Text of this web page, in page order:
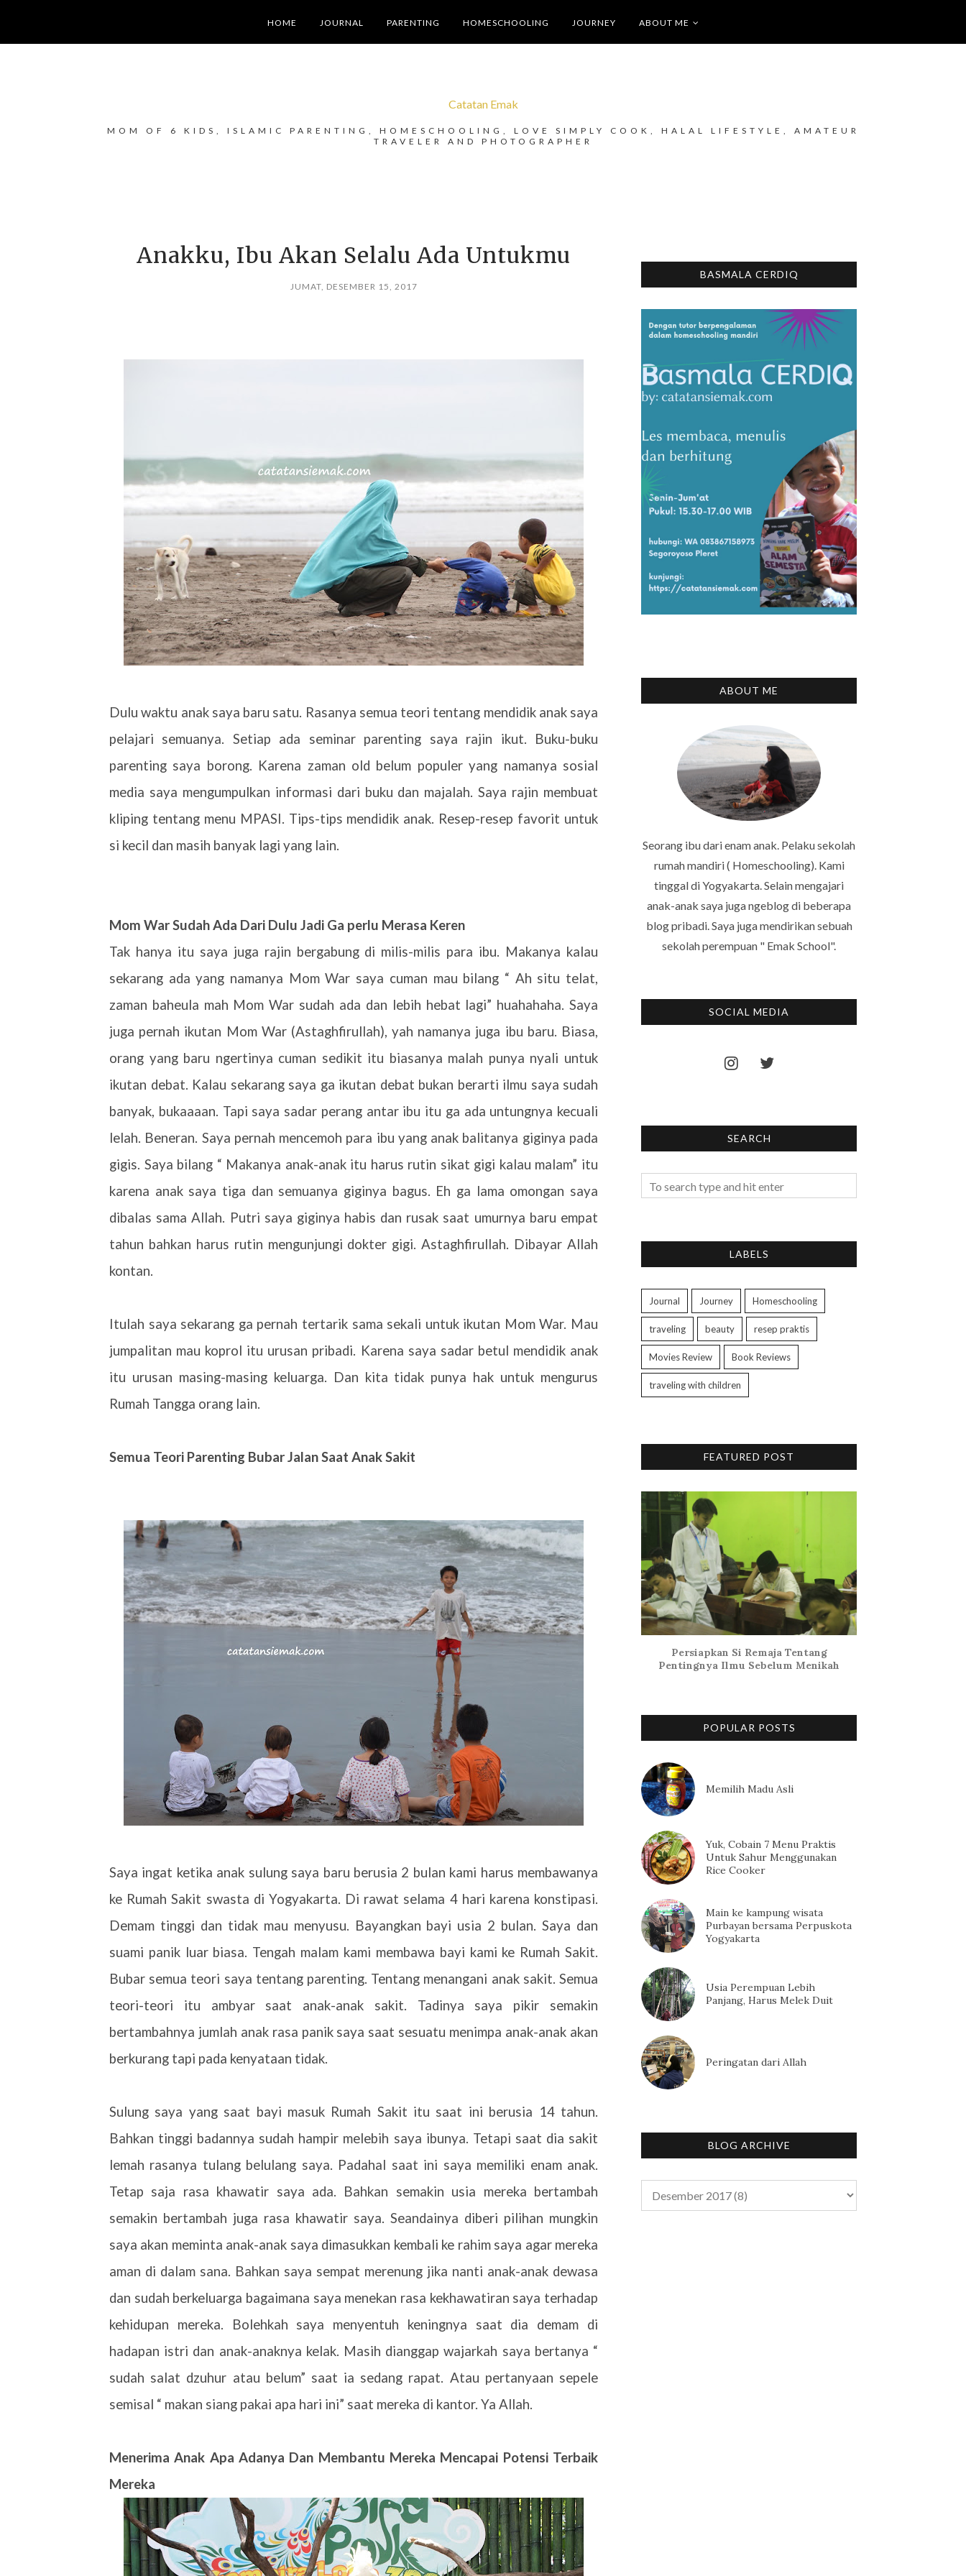
HOME JOURNAL PARENTING HOMESCHOOLING JOURNEY ABOUT ME
Catatan Emak
MOM OF 6 KIDS, ISLAMIC PARENTING, HOMESCHOOLING, LOVE SIMPLY COOK, HALAL LIFESTYLE, AMATEUR
TRAVELER AND PHOTOGRAPHER
Anakku, Ibu Akan Selalu Ada Untukmu
JUMAT, DESEMBER 15, 2017
Dulu waktu anak saya baru satu. Rasanya semua teori tentang mendidik anak saya
pelajari semuanya. Setiap ada seminar parenting saya rajin ikut. Buku-buku
parenting saya borong. Karena zaman old belum populer yang namanya sosial
media saya mengumpulkan informasi dari buku dan majalah. Saya rajin membuat
kliping tentang menu MPASI. Tips-tips mendidik anak. Resep-resep favorit untuk
si kecil dan masih banyak lagi yang lain.
Mom War Sudah Ada Dari Dulu Jadi Ga perlu Merasa Keren
Tak hanya itu saya juga rajin bergabung di milis-milis para ibu. Makanya kalau
sekarang ada yang namanya Mom War saya cuman mau bilang “ Ah situ telat,
zaman baheula mah Mom War sudah ada dan lebih hebat lagi” huahahaha. Saya
juga pernah ikutan Mom War (Astaghfirullah), yah namanya juga ibu baru. Biasa,
orang yang baru ngertinya cuman sedikit itu biasanya malah punya nyali untuk
ikutan debat. Kalau sekarang saya ga ikutan debat bukan berarti ilmu saya sudah
banyak, bukaaaan. Tapi saya sadar perang antar ibu itu ga ada untungnya kecuali
lelah. Beneran. Saya pernah mencemoh para ibu yang anak balitanya giginya pada
gigis. Saya bilang “ Makanya anak-anak itu harus rutin sikat gigi kalau malam” itu
karena anak saya tiga dan semuanya giginya bagus. Eh ga lama omongan saya
dibalas sama Allah. Putri saya giginya habis dan rusak saat umurnya baru empat
tahun bahkan harus rutin mengunjungi dokter gigi. Astaghfirullah. Dibayar Allah
kontan.
Itulah saya sekarang ga pernah tertarik sama sekali untuk ikutan Mom War. Mau
jumpalitan mau koprol itu urusan pribadi. Karena saya sadar betul mendidik anak
itu urusan masing-masing keluarga. Dan kita tidak punya hak untuk mengurus
Rumah Tangga orang lain.
Semua Teori Parenting Bubar Jalan Saat Anak Sakit
Saya ingat ketika anak sulung saya baru berusia 2 bulan kami harus membawanya
ke Rumah Sakit swasta di Yogyakarta. Di rawat selama 4 hari karena konstipasi.
Demam tinggi dan tidak mau menyusu. Bayangkan bayi usia 2 bulan. Saya dan
suami panik luar biasa. Tengah malam kami membawa bayi kami ke Rumah Sakit.
Bubar semua teori saya tentang parenting. Tentang menangani anak sakit. Semua
teori-teori itu ambyar saat anak-anak sakit. Tadinya saya pikir semakin
bertambahnya jumlah anak rasa panik saya saat sesuatu menimpa anak-anak akan
berkurang tapi pada kenyataan tidak.
Sulung saya yang saat bayi masuk Rumah Sakit itu saat ini berusia 14 tahun.
Bahkan tinggi badannya sudah hampir melebih saya ibunya. Tetapi saat dia sakit
lemah rasanya tulang belulang saya. Padahal saat ini saya memiliki enam anak.
Tetap saja rasa khawatir saya ada. Bahkan semakin usia mereka bertambah
semakin bertambah juga rasa khawatir saya. Seandainya diberi pilihan mungkin
saya akan meminta anak-anak saya dimasukkan kembali ke rahim saya agar mereka
aman di dalam sana. Bahkan saya sempat merenung jika nanti anak-anak dewasa
dan sudah berkeluarga bagaimana saya menekan rasa kekhawatiran saya terhadap
kehidupan mereka. Bolehkah saya menyentuh keningnya saat dia demam di
hadapan istri dan anak-anaknya kelak. Masih dianggap wajarkah saya bertanya “
sudah salat dzuhur atau belum” saat ia sedang rapat. Atau pertanyaan sepele
semisal “ makan siang pakai apa hari ini” saat mereka di kantor. Ya Allah.
Menerima Anak Apa Adanya Dan Membantu Mereka Mencapai Potensi Terbaik
Mereka
BASMALA CERDIQ
ABOUT ME
Seorang ibu dari enam anak. Pelaku sekolah
rumah mandiri ( Homeschooling). Kami
tinggal di Yogyakarta. Selain mengajari
anak-anak saya juga ngeblog di beberapa
blog pribadi. Saya juga mendirikan sebuah
sekolah perempuan " Emak School".
SOCIAL MEDIA
SEARCH
LABELS
Journal Journey Homeschooling
traveling beauty resep praktis
Movies Review Book Reviews
traveling with children
FEATURED POST
Persiapkan Si Remaja Tentang
Pentingnya Ilmu Sebelum Menikah
POPULAR POSTS
Memilih Madu Asli
Yuk, Cobain 7 Menu Praktis
Untuk Sahur Menggunakan
Rice Cooker
Main ke kampung wisata
Purbayan bersama Perpuskota
Yogyakarta
Usia Perempuan Lebih
Panjang, Harus Melek Duit
Peringatan dari Allah
BLOG ARCHIVE